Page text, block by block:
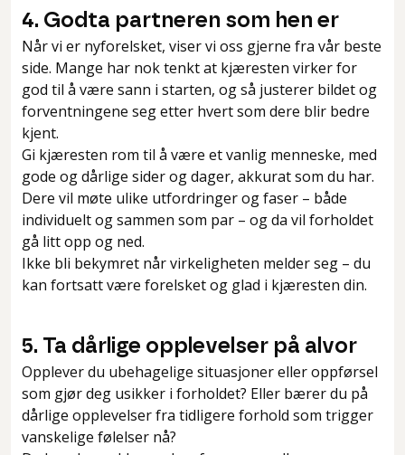
4. Godta partneren som hen er
Når vi er nyforelsket, viser vi oss gjerne fra vår beste
side. Mange har nok tenkt at kjæresten virker for
god til å være sann i starten, og så justerer bildet og
forventningene seg etter hvert som dere blir bedre
kjent.
Gi kjæresten rom til å være et vanlig menneske, med
gode og dårlige sider og dager, akkurat som du har.
Dere vil møte ulike utfordringer og faser – både
individuelt og sammen som par – og da vil forholdet
gå litt opp og ned.
Ikke bli bekymret når virkeligheten melder seg – du
kan fortsatt være forelsket og glad i kjæresten din.
5. Ta dårlige opplevelser på alvor
Opplever du ubehagelige situasjoner eller oppførsel
som gjør deg usikker i forholdet? Eller bærer du på
dårlige opplevelser fra tidligere forhold som trigger
vanskelige følelser nå?